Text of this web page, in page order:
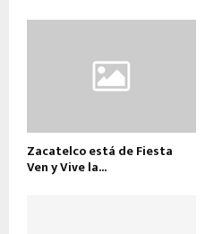
Zacatelco está de Fiesta
Ven y Vive la...